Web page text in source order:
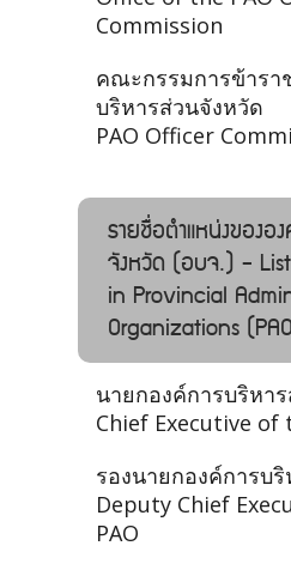
Commission
คณะกรรมการข้ารา
บริหารส่วนจังหวัด
PAO Officer
รายชื่อตำแหน่งของอ
จังหวัด (อบจ.) -
in Provincial
Organizations
นายกองค์การบริหา
Chief Executive of
รองนายกองค์การบ
Deputy Chief
PAO